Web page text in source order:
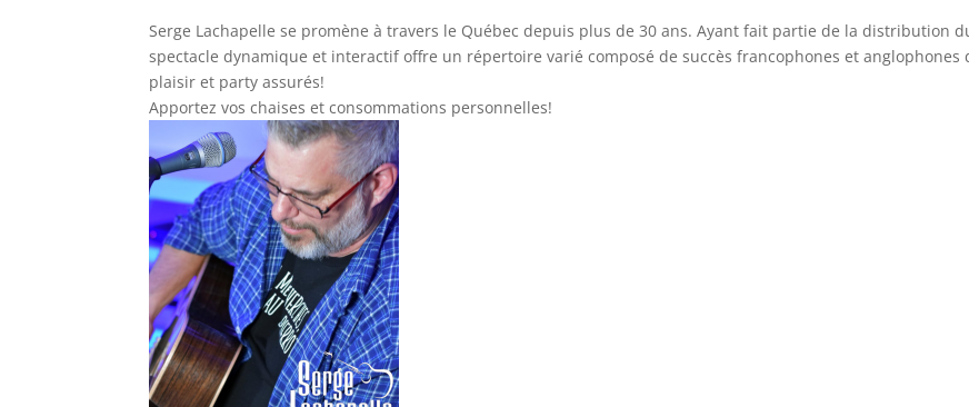
Serge Lachapelle se promène à travers le Québec depuis plus de 30 ans. Ayant fait partie de la distribution
spectacle dynamique et interactif offre un répertoire varié composé de succès francophones et anglophones
plaisir et party assurés!
Apportez vos chaises et consommations personnelles!